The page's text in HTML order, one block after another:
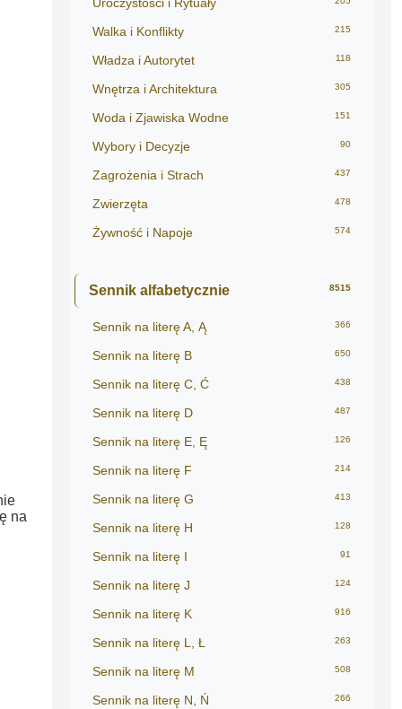
na
Walka i Konflikty 215
Władza i Autorytet 118
Wnętrza i Architektura 305
Woda i Zjawiska Wodne 151
Wybory i Decyzje 90
Zagrożenia i Strach 437
Zwierzęta 478
Żywność i Napoje 574
Sennik alfabetycznie 8515
Sennik na literę A, Ą 366
Sennik na literę B 650
Sennik na literę C, Ć 438
Sennik na literę D 487
Sennik na literę E, Ę 126
Sennik na literę F 214
Sennik na literę G 413
Sennik na literę H 128
Sennik na literę I 91
Sennik na literę J 124
Sennik na literę K 916
Sennik na literę L, Ł 263
Sennik na literę M 508
Sennik na literę N, Ń 266